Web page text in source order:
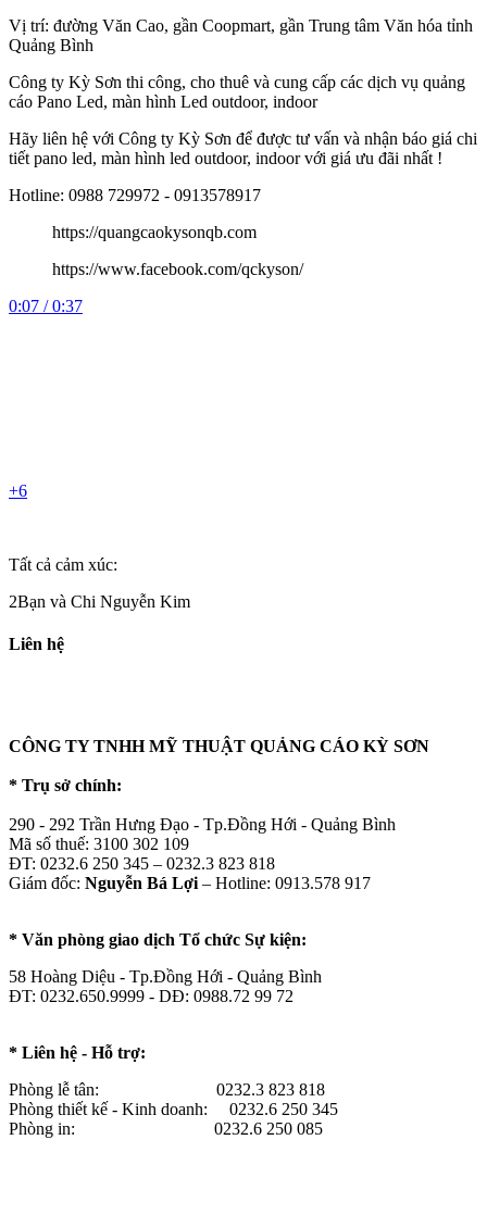
Vị trí: đường Văn Cao, gần Coopmart, gần Trung tâm Văn hóa tỉnh
Quảng Bình
Công ty Kỳ Sơn thi công, cho thuê và cung cấp các dịch vụ quảng
cáo Pano Led, màn hình Led outdoor, indoor
Hãy liên hệ với Công ty Kỳ Sơn để được tư vấn và nhận báo giá chi
tiết pano led, màn hình led outdoor, indoor với giá ưu đãi nhất !
Hotline: 0988 729972 - 0913578917
https://quangcaokysonqb.com
https://www.facebook.com/qckyson/
0:07 / 0:37
+6
Tất cả cảm xúc:
2Bạn và Chi Nguyễn Kim
Liên hệ
CÔNG TY TNHH MỸ THUẬT QUẢNG CÁO KỲ SƠN
* Trụ sở chính:
290 - 292 Trần Hưng Đạo - Tp.Đồng Hới - Quảng Bình
Mã số thuế: 3100 302 109
ĐT: 0232.6 250 345 – 0232.3 823 818
Giám đốc: Nguyễn Bá Lợi – Hotline: 0913.578 917
* Văn phòng giao dịch Tổ chức Sự kiện:
58 Hoàng Diệu - Tp.Đồng Hới - Quảng Bình
ĐT: 0232.650.9999 - DĐ: 0988.72 99 72
* Liên hệ - Hỗ trợ:
Phòng lễ tân: 0232.3 823 818
Phòng thiết kế - Kinh doanh: 0232.6 250 345
Phòng in: 0232.6 250 085